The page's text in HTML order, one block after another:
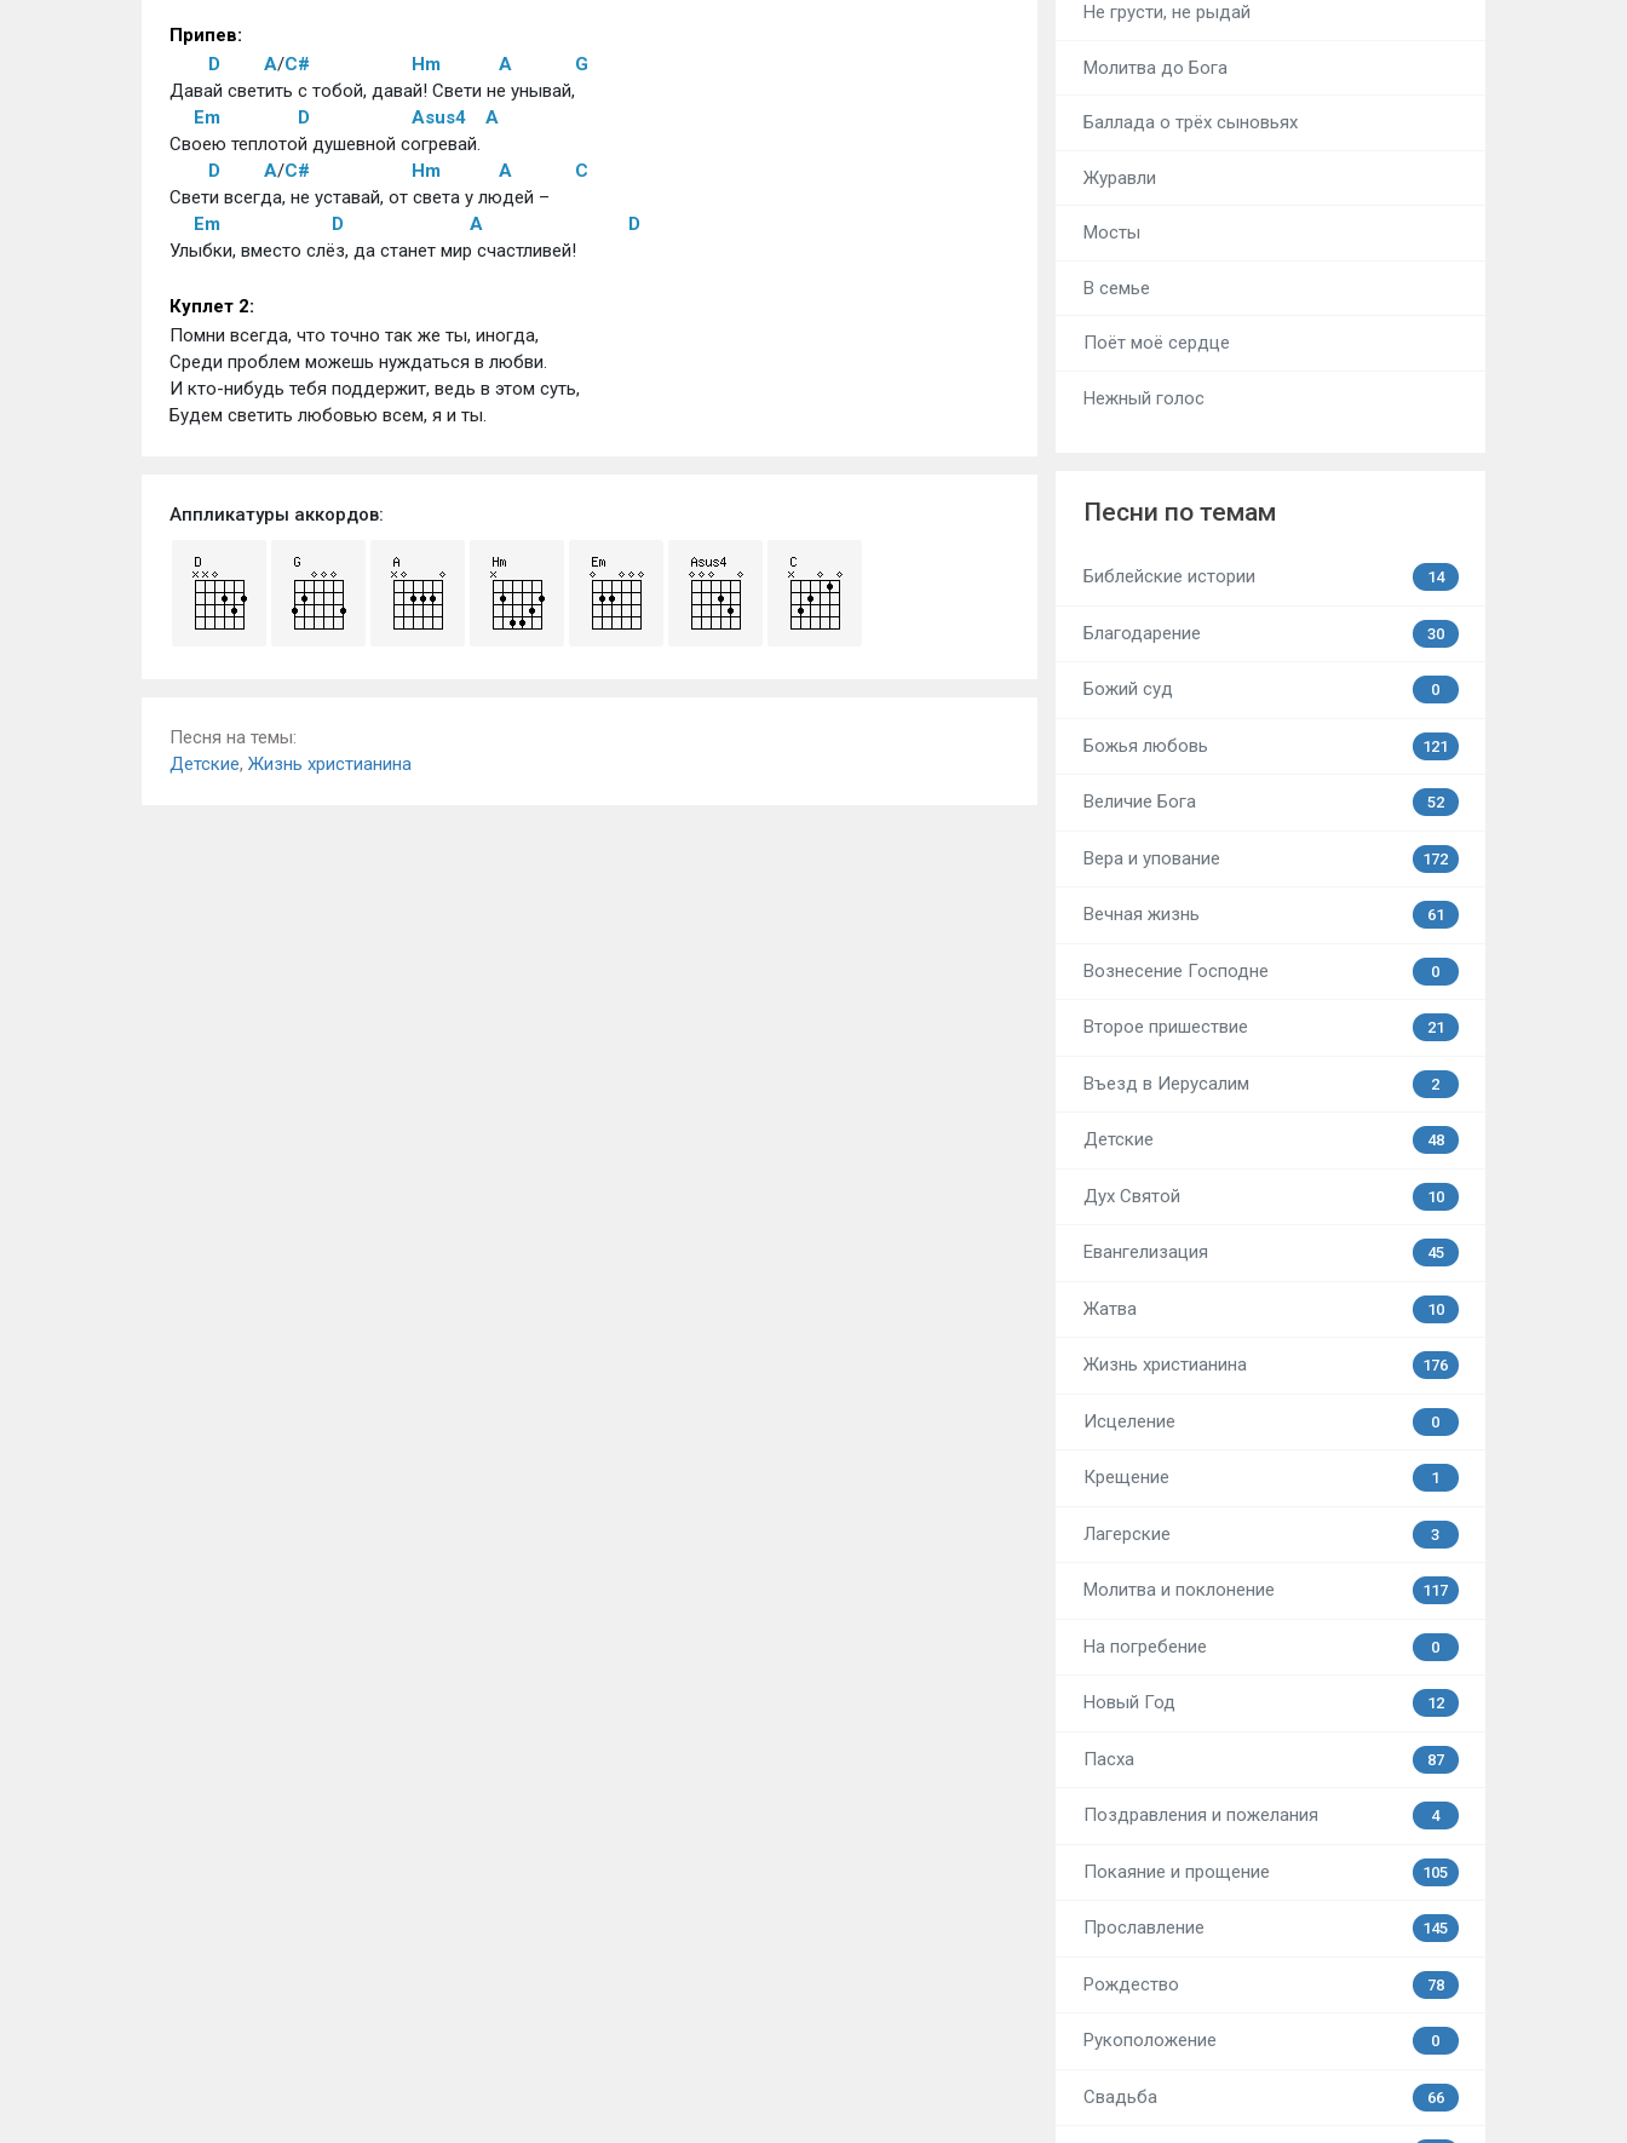
Припев:
D
A/C# Hm A
G
Давай светить с тобой, давай! Свети не унывай,
Em
D Asus4
A
Своею теплотой душевной согревай.
D
A/C# Hm A
C
Свети всегда, не уставай, от света у людей –
Em
D A
D
Улыбки, вместо слёз, да станет мир счастливей!
Куплет 2:
Помни всегда, что точно так же ты, иногда,
Среди проблем можешь нуждаться в любви.
И кто-нибудь тебя поддержит, ведь в этом суть,
Будем светить любовью всем, я и ты.
Аппликатуры аккордов:
Песня на темы:
Детские, Жизнь христианина
Не грусти, не рыдай
Молитва до Бога
Баллада о трёх сыновьях
Журавли
Мосты
В семье
Поёт моё сердце
Нежный голос
Песни по темам
Библейские истории 14
Благодарение 30
Божий суд 0
Божья любовь 121
Величие Бога 52
Вера и упование 172
Вечная жизнь 61
Вознесение Господне 0
Второе пришествие 21
Въезд в Иерусалим 2
Детские 48
Дух Святой 10
Евангелизация 45
Жатва 10
Жизнь христианина 176
Исцеление 0
Крещение 1
Лагерские 3
Молитва и поклонение 117
На погребение 0
Новый Год 12
Пасха 87
Поздравления и пожелания 4
Покаяние и прощение 105
Прославление 145
Рождество 78
Рукоположение 0
Свадьба 66